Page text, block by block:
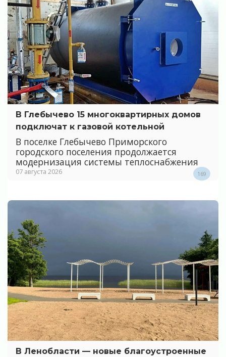
В Глебычево 15 многоквартирных домов
подключат к газовой котельной
В поселке Глебычево Приморского
городского поселения продолжается
модернизация системы теплоснабжения
07 августа 2026 169
В Ленобласти — новые благоустроенные